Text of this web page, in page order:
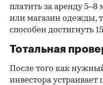
платить за аренду 5–8
или магазин одежды,
способен достигнуть
Тотальная
После того как
инвестора